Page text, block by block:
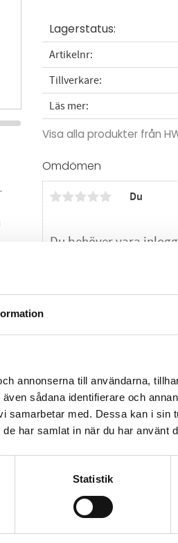
annonserna till användarna,
sådana identifierare och
samarbetar med. Dessa kan i sin
har samlat in när du har använt
Statistik
Lagerstatus
Artikelnr
Tillverkare
Läs mer
Visa alla produkter från
Omdömen
Du
Bli den första att lämna